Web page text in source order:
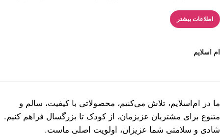
اطلاعات بیشتر
ام اسلایم
ما در ام‌اسلایم، تلاش می‌کنیم، محصولاتی با کیفیت، سالم و
متنوع برای مشتریان عزیزمان، از کودک تا بزرگسال فراهم کنیم.
شادی و سلامتی شما عزیزان، اولویت اصلی ماست.